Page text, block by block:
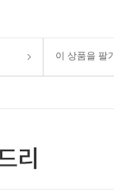
이 상품을 팔기